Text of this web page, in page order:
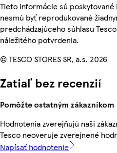
Tieto informácie sú
nesmú byť reprodukované
predchádzajúceho súhlasu
náležitého potvrdenia.
© TESCO STORES SR, a.s. 2026
Zatiaľ bez recenzií
Pomôžte ostatným zákazníkom
Hodnotenia zverejňujú naši
Tesco neoveruje zverejnené
Napísať hodnotenie